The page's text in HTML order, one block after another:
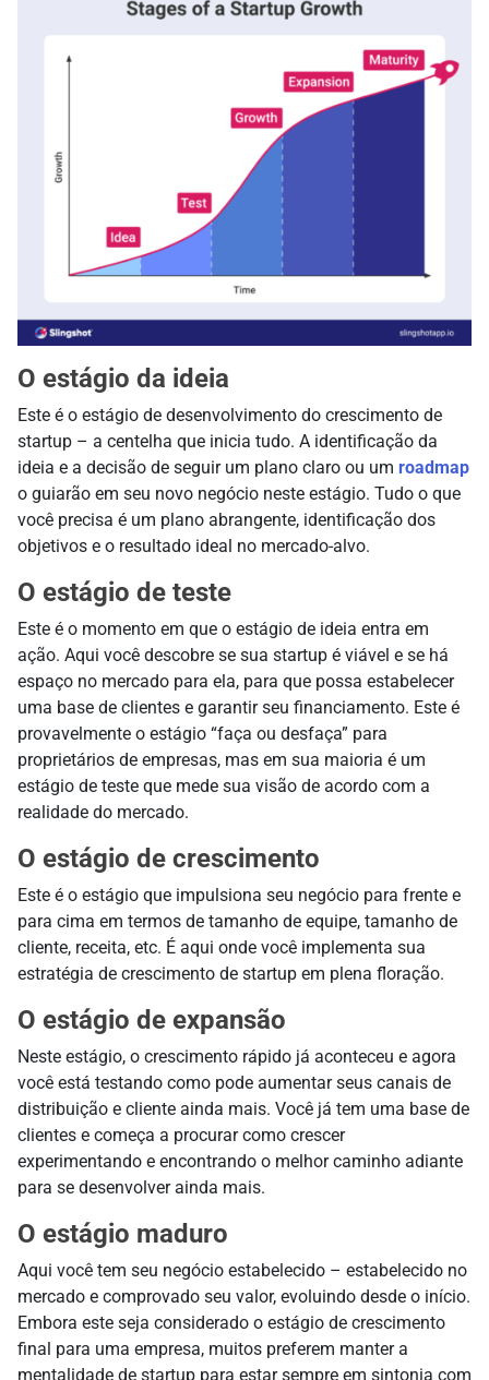
O estágio da ideia
Este é o estágio de desenvolvimento do crescimento de
startup – a centelha que inicia tudo. A identificação da
ideia e a decisão de seguir um plano claro ou um roadmap
o guiarão em seu novo negócio neste estágio. Tudo o que
você precisa é um plano abrangente, identificação dos
objetivos e o resultado ideal no mercado-alvo.
O estágio de teste
Este é o momento em que o estágio de ideia entra em
ação. Aqui você descobre se sua startup é viável e se há
espaço no mercado para ela, para que possa estabelecer
uma base de clientes e garantir seu financiamento. Este é
provavelmente o estágio “faça ou desfaça” para
proprietários de empresas, mas em sua maioria é um
estágio de teste que mede sua visão de acordo com a
realidade do mercado.
O estágio de crescimento
Este é o estágio que impulsiona seu negócio para frente e
para cima em termos de tamanho de equipe, tamanho de
cliente, receita, etc. É aqui onde você implementa sua
estratégia de crescimento de startup em plena floração.
O estágio de expansão
Neste estágio, o crescimento rápido já aconteceu e agora
você está testando como pode aumentar seus canais de
distribuição e cliente ainda mais. Você já tem uma base de
clientes e começa a procurar como crescer
experimentando e encontrando o melhor caminho adiante
para se desenvolver ainda mais.
O estágio maduro
Aqui você tem seu negócio estabelecido – estabelecido no
mercado e comprovado seu valor, evoluindo desde o início.
Embora este seja considerado o estágio de crescimento
final para uma empresa, muitos preferem manter a
mentalidade de startup para estar sempre em sintonia com